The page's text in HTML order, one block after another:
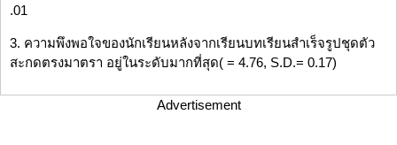
.01
3. ความพึงพอใจของนักเรียนหลังจากเรียนบทเรียนสำเร็จรูปชุดตัว
สะกดตรงมาตรา อยู่ในระดับมากที่สุด( = 4.76, S.D.= 0.17)
Advertisement